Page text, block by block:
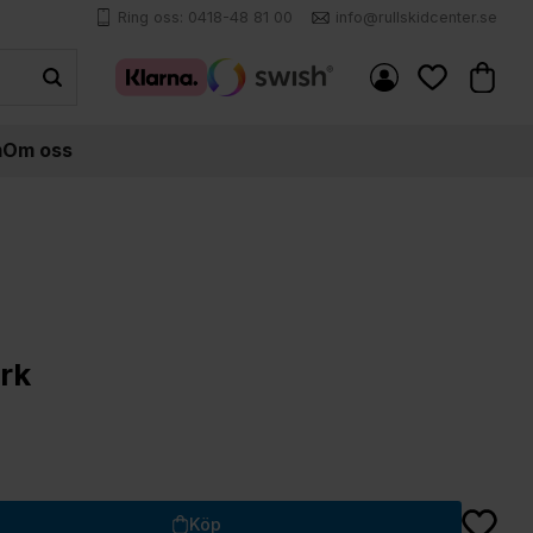
Ring oss: 0418-48 81 00 info@rullskidcenter.se
Om oss
Köp Lägg